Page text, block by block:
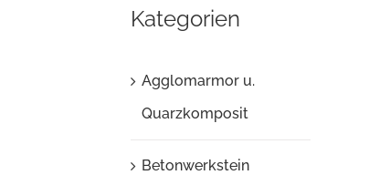
Kategorien
Agglomarmor u.
Quarzkomposit
Betonwerkstein